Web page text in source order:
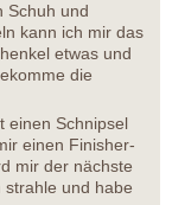
Schuh und
kann ich mir das
etwas und
die
einen Schnipsel
einen Finisher-
mir der nächste
und habe